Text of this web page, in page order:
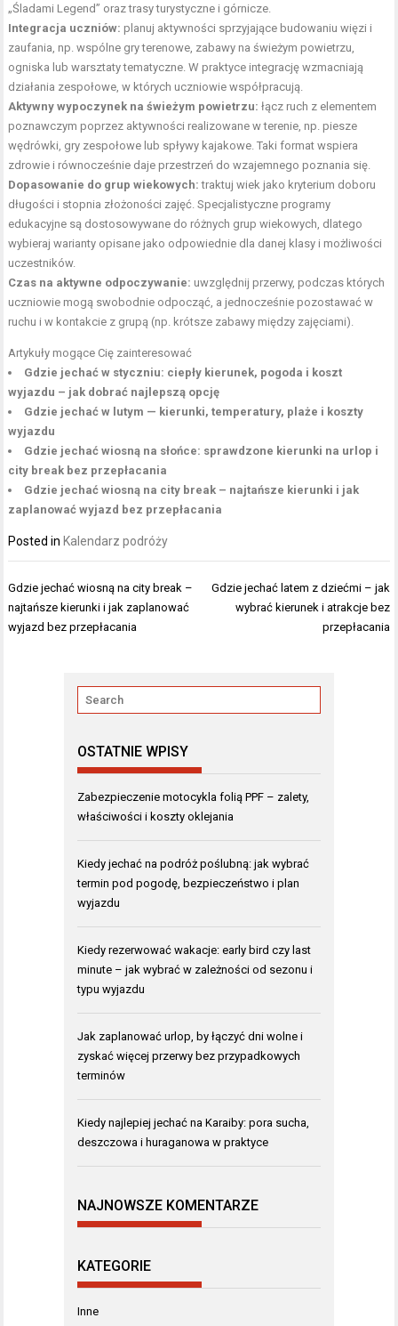
„Śladami Legend” oraz trasy turystyczne i górnicze.
Integracja uczniów: planuj aktywności sprzyjające budowaniu więzi i
zaufania, np. wspólne gry terenowe, zabawy na świeżym powietrzu,
ogniska lub warsztaty tematyczne. W praktyce integrację wzmacniają
działania zespołowe, w których uczniowie współpracują.
Aktywny wypoczynek na świeżym powietrzu: łącz ruch z elementem
poznawczym poprzez aktywności realizowane w terenie, np. piesze
wędrówki, gry zespołowe lub spływy kajakowe. Taki format wspiera
zdrowie i równocześnie daje przestrzeń do wzajemnego poznania się.
Dopasowanie do grup wiekowych: traktuj wiek jako kryterium doboru
długości i stopnia złożoności zajęć. Specjalistyczne programy
edukacyjne są dostosowywane do różnych grup wiekowych, dlatego
wybieraj warianty opisane jako odpowiednie dla danej klasy i możliwości
uczestników.
Czas na aktywne odpoczywanie: uwzględnij przerwy, podczas których
uczniowie mogą swobodnie odpocząć, a jednocześnie pozostawać w
ruchu i w kontakcie z grupą (np. krótsze zabawy między zajęciami).
Artykuły mogące Cię zainteresować
Gdzie jechać w styczniu: ciepły kierunek, pogoda i koszt
wyjazdu – jak dobrać najlepszą opcję
Gdzie jechać w lutym — kierunki, temperatury, plaże i koszty
wyjazdu
Gdzie jechać wiosną na słońce: sprawdzone kierunki na urlop i
city break bez przepłacania
Gdzie jechać wiosną na city break – najtańsze kierunki i jak
zaplanować wyjazd bez przepłacania
Posted in Kalendarz podróży
Nawigacja
wpisu
Gdzie jechać wiosną na city break –
najtańsze kierunki i jak zaplanować
wyjazd bez przepłacania
Gdzie jechać latem z dziećmi – jak
wybrać kierunek i atrakcje bez
przepłacania
OSTATNIE WPISY
Zabezpieczenie motocykla folią PPF – zalety,
właściwości i koszty oklejania
Kiedy jechać na podróż poślubną: jak wybrać
termin pod pogodę, bezpieczeństwo i plan
wyjazdu
Kiedy rezerwować wakacje: early bird czy last
minute – jak wybrać w zależności od sezonu i
typu wyjazdu
Jak zaplanować urlop, by łączyć dni wolne i
zyskać więcej przerwy bez przypadkowych
terminów
Kiedy najlepiej jechać na Karaiby: pora sucha,
deszczowa i huraganowa w praktyce
NAJNOWSZE KOMENTARZE
KATEGORIE
Inne